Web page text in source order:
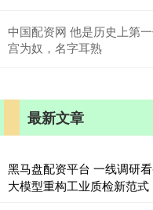
中国配资网 他是历史上第
宫为奴，名字耳熟
最新文章
黑马盘配资平台 一线调研
大模型重构工业质检新范式